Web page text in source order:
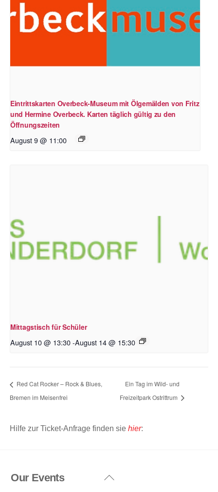
Eintrittskarten Overbeck-Museum mit Ölgemälden von Fritz
und Hermine Overbeck. Karten täglich gültig zu den
Öffnungszeiten
August 9 @ 11:00
Mittagstisch für Schüler
August 10 @ 13:30-August 14 @ 15:30
Red Cat Rocker – Rock & Blues,
Bremen im Meisenfrei
Ein Tag im Wild- und
Freizeitpark Ostrittrum
Hilfe zur Ticket-Anfrage finden sie hier:
Back
Our Events